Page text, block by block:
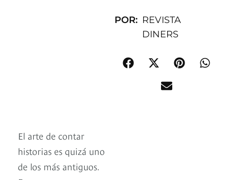
POR: REVISTA
DINERS
El arte de contar
historias es quizá uno
de los más antiguos.